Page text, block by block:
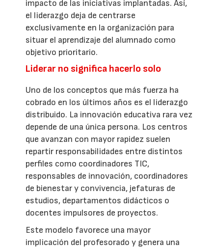
impacto de las iniciativas implantadas. Así,
el liderazgo deja de centrarse
exclusivamente en la organización para
situar el aprendizaje del alumnado como
objetivo prioritario.
Liderar no significa hacerlo solo
Uno de los conceptos que más fuerza ha
cobrado en los últimos años es el liderazgo
distribuido. La innovación educativa rara vez
depende de una única persona. Los centros
que avanzan con mayor rapidez suelen
repartir responsabilidades entre distintos
perfiles como coordinadores TIC,
responsables de innovación, coordinadores
de bienestar y convivencia, jefaturas de
estudios, departamentos didácticos o
docentes impulsores de proyectos.
Este modelo favorece una mayor
implicación del profesorado y genera una